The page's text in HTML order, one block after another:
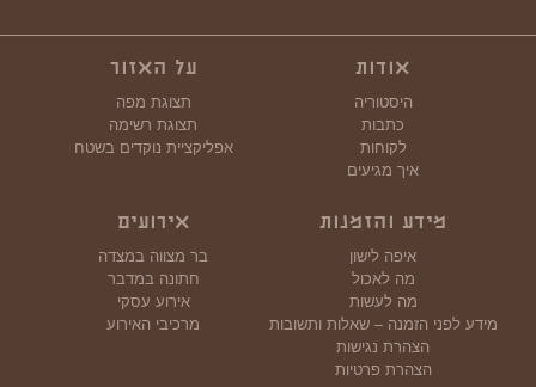
אודות
היסטוריה
כתבות
לקוחות
איך מגיעים
על האזור
תצוגת מפה
תצוגת רשימה
אפליקציית נוקדים בשטח
מידע והזמנות
איפה לישון
מה לאכול
מה לעשות
מידע לפני הזמנה – שאלות ותשובות
הצהרת נגישות
הצהרת פרטיות
אירועים
בר מצווה במצדה
חתונה במדבר
אירוע עסקי
מרכיבי האירוע